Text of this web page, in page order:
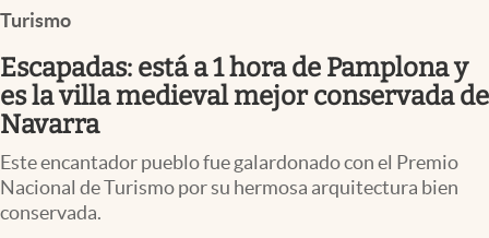
Turismo
Escapadas: está a 1 hora de Pamplona y
es la villa medieval mejor conservada de
Navarra
Este encantador pueblo fue galardonado con el Premio
Nacional de Turismo por su hermosa arquitectura bien
conservada.